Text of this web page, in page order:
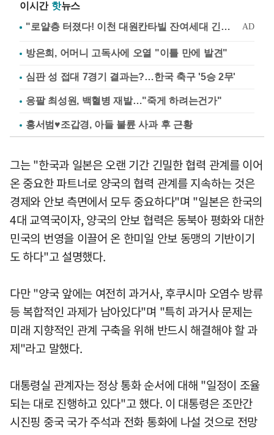
이시간 핫뉴스
방은희, 어머니 고독사에 오열 "이틀 만에 발견"
심판 성 접대 7경기 결과는?…한국 축구 '5승 2무'
응팔 최성원, 백혈병 재발…"죽게 하려는건가"
홍서범♥조갑경, 아들 불륜 사과 후 근황
그는 "한국과 일본은 오랜 기간 긴밀한 협력 관계를 이어
온 중요한 파트너로 양국의 협력 관계를 지속하는 것은
경제와 안보 측면에서 모두 중요하다"며 "일본은 한국의
4대 교역국이자, 양국의 안보 협력은 동북아 평화와 대한
민국의 번영을 이끌어 온 한미일 안보 동맹의 기반이기
도 하다"고 설명했다.
다만 "양국 앞에는 여전히 과거사, 후쿠시마 오염수 방류
등 복합적인 과제가 남아있다"며 "특히 과거사 문제는
미래 지향적인 관계 구축을 위해 반드시 해결해야 할 과
제"라고 말했다.
대통령실 관계자는 정상 통화 순서에 대해 "일정이 조율
되는 대로 진행하고 있다"고 했다. 이 대통령은 조만간
시진핑 중국 국가 주석과 전화 통화에 나설 것으로 전망